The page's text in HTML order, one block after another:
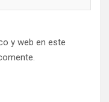
y web en este